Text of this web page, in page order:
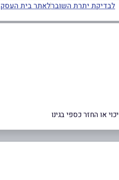
לבדיקת יתרת השוברלאתר בית העסק
או החזר כספי בגינו